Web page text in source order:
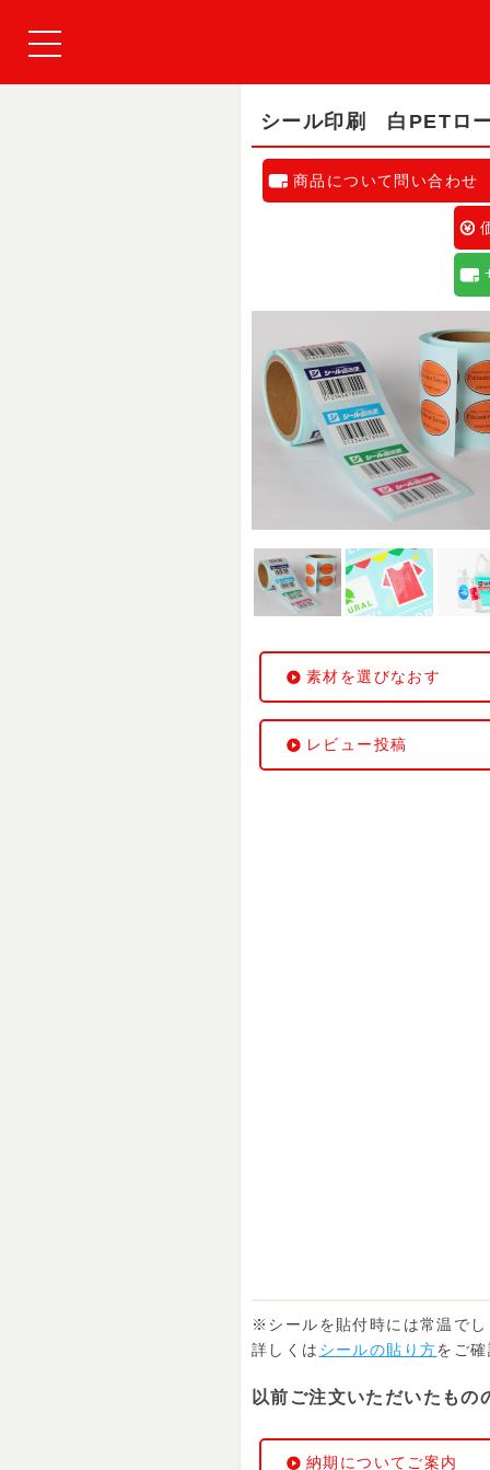
シール印刷 白PETロ
商品について問い合わせ
素材を選びなおす
レビュー投稿
※シールを貼付時には常温で
詳しくは シールの貼り方をご
以前ご注文いただいたも
納期についてご案内